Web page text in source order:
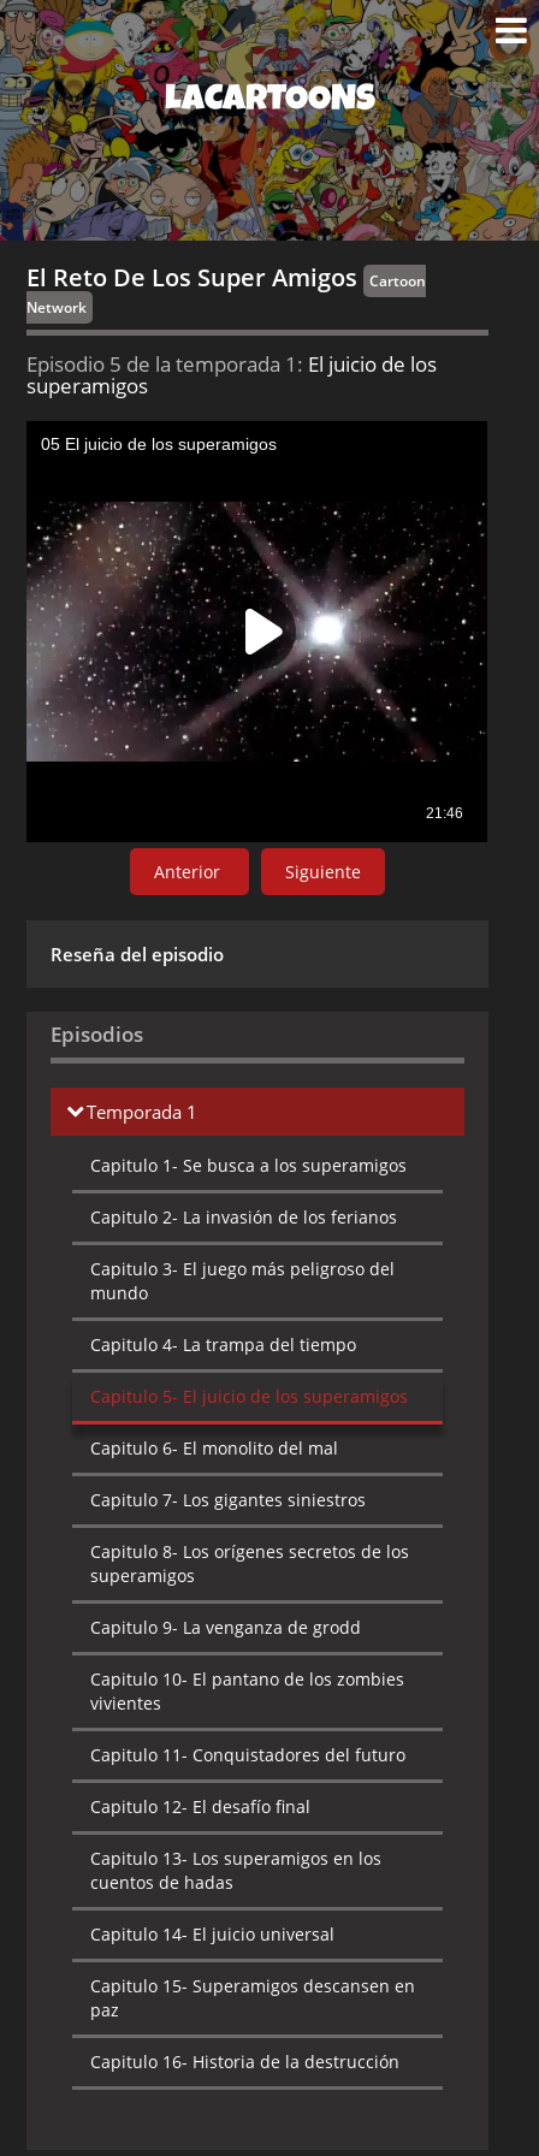
LACARTOONS
El Reto De Los Super Amigos Cartoon
Network
Episodio 5 de la temporada 1: El juicio de los
superamigos
Anterior Siguiente
Reseña del episodio
Episodios
Temporada 1
Capitulo 1- Se busca a los superamigos
Capitulo 2- La invasión de los ferianos
Capitulo 3- El juego más peligroso del
mundo
Capitulo 4- La trampa del tiempo
Capitulo 5- El juicio de los superamigos
Capitulo 6- El monolito del mal
Capitulo 7- Los gigantes siniestros
Capitulo 8- Los orígenes secretos de los
superamigos
Capitulo 9- La venganza de grodd
Capitulo 10- El pantano de los zombies
vivientes
Capitulo 11- Conquistadores del futuro
Capitulo 12- El desafío final
Capitulo 13- Los superamigos en los
cuentos de hadas
Capitulo 14- El juicio universal
Capitulo 15- Superamigos descansen en
paz
Capitulo 16- Historia de la destrucción